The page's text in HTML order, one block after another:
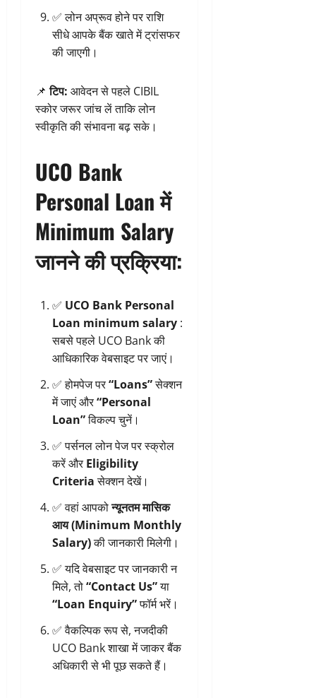
✅ लोन अप्रूव होने पर राशि
सीधे आपके बैंक खाते में ट्रांसफर
की जाएगी।
📌टिप: आवेदन से पहले CIBIL
स्कोर जरूर जांच लें ताकि लोन
स्वीकृति की संभावना बढ़ सके।
UCO Bank
Personal Loan में
Minimum Salary
जानने की प्रक्रिया:
✅ UCO Bank Personal
Loan minimum salary :
सबसे पहले UCO Bank की
आधिकारिक वेबसाइटपर जाएं।
✅ होमपेज पर“Loans”सेक्शन
में जाएं और“Personal
Loan”विकल्प चुनें।
✅ पर्सनल लोन पेज पर स्क्रोल
करें और Eligibility
Criteriaसेक्शन देखें।
✅ वहां आपकोन्यूनतम मासिक
आय (Minimum Monthly
Salary)की जानकारी मिलेगी।
✅ यदि वेबसाइट पर जानकारी न
मिले, तो“Contact Us”या
“Loan Enquiry”फॉर्म भरें।
✅ वैकल्पिक रूप से, नजदीकी
UCO Bank शाखा में जाकर बैंक
अधिकारी से भी पूछ सकते हैं।